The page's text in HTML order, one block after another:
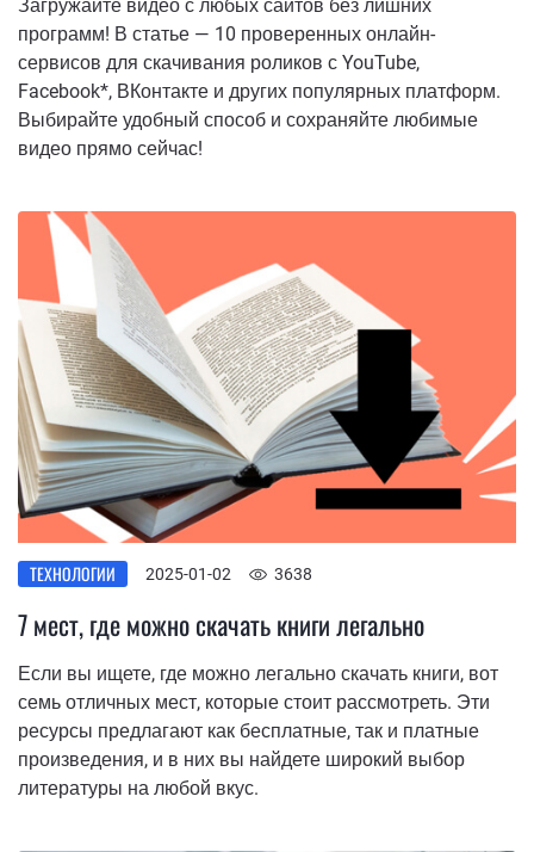
Загружайте видео с любых сайтов без лишних
программ! В статье — 10 проверенных онлайн-
сервисов для скачивания роликов с YouTube,
Facebook*, ВКонтакте и других популярных платформ.
Выбирайте удобный способ и сохраняйте любимые
видео прямо сейчас!
ТЕХНОЛОГИИ 2025-01-02 3638
7 мест, где можно скачать книги легально
Если вы ищете, где можно легально скачать книги, вот
семь отличных мест, которые стоит рассмотреть. Эти
ресурсы предлагают как бесплатные, так и платные
произведения, и в них вы найдете широкий выбор
литературы на любой вкус.